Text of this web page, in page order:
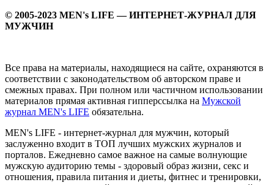
© 2005-2023 MEN's LIFE — ИНТЕРНЕТ-ЖУРНАЛ ДЛЯ
МУЖЧИН
Все права на материалы, находящиеся на сайте, охраняются в
соответствии с законодательством об авторском праве и
смежных правах. При полном или частичном использовании
материалов прямая активная гипперссылка на Мужской
журнал MEN's LIFE обязательна.
MEN's LIFE - интернет-журнал для мужчин, который
заслуженно входит в ТОП лучших мужских журналов и
порталов. Ежедневно самое важное на самые волнующие
мужскую аудиторию темы - здоровый образ жизни, секс и
отношения, правила питания и диеты, фитнес и тренировки,